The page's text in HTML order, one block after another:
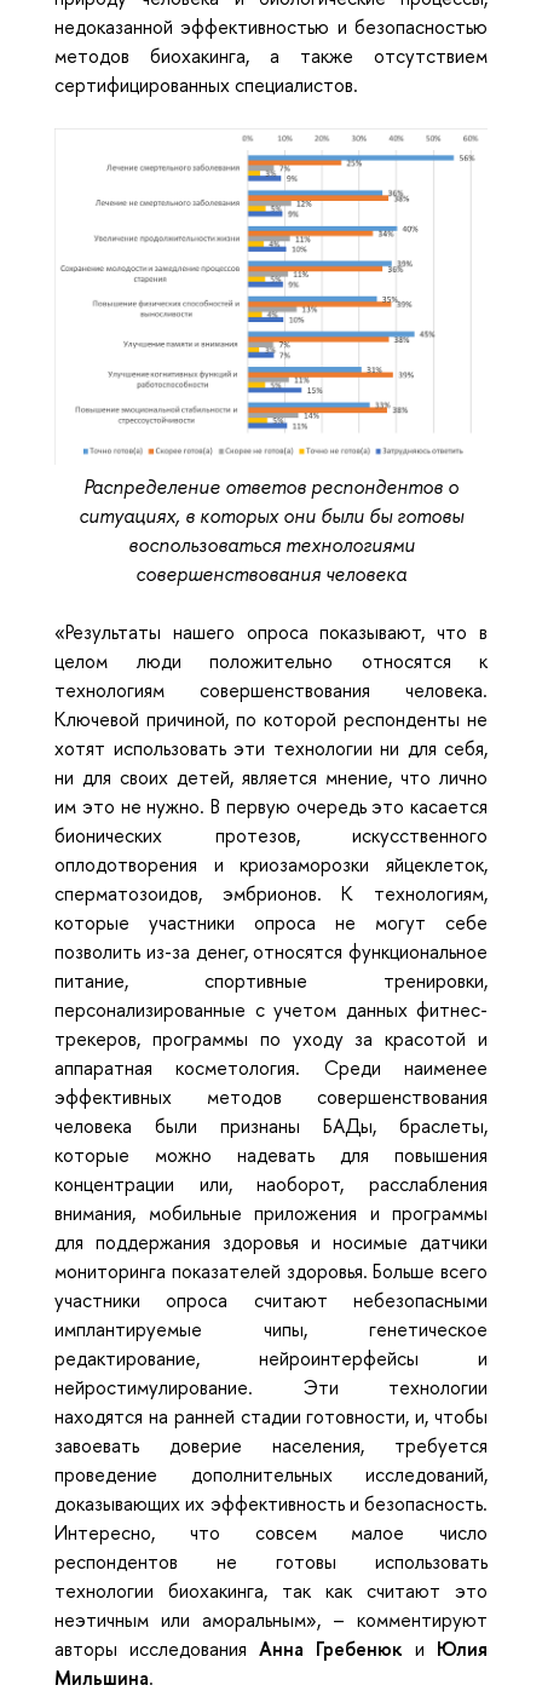
недоказанной эффективностью и безопасностью
методов биохакинга, а также отсутствием
сертифицированных специалистов.
Распределение ответов респондентов о
ситуациях, в которых они были бы готовы
воспользоваться технологиями
совершенствования человека
«Результаты нашего опроса показывают, что в
целом люди положительно относятся к
технологиям совершенствования человека.
Ключевой причиной, по которой респонденты не
хотят использовать эти технологии ни для себя,
ни для своих детей, является мнение, что лично
им это не нужно. В первую очередь это касается
бионических протезов, искусственного
оплодотворения и криозаморозки яйцеклеток,
сперматозоидов, эмбрионов. К технологиям,
которые участники опроса не могут себе
позволить из-за денег, относятся функциональное
питание, спортивные тренировки,
персонализированные с учетом данных фитнес-
трекеров, программы по уходу за красотой и
аппаратная косметология. Среди наименее
эффективных методов совершенствования
человека были признаны БАДы, браслеты,
которые можно надевать для повышения
концентрации или, наоборот, расслабления
внимания, мобильные приложения и программы
для поддержания здоровья и носимые датчики
мониторинга показателей здоровья. Больше всего
участники опроса считают небезопасными
имплантируемые чипы, генетическое
редактирование, нейроинтерфейсы и
нейростимулирование. Эти технологии
находятся на ранней стадии готовности, и, чтобы
завоевать доверие населения, требуется
проведение дополнительных исследований,
доказывающих их эффективность и безопасность.
Интересно, что совсем малое число
респондентов не готовы использовать
технологии биохакинга, так как считают это
неэтичным или аморальным», – комментируют
авторы исследования Анна Гребенюк и Юлия
Мильшина.